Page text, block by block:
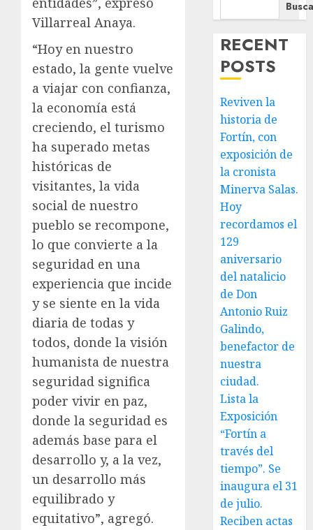
Villarreal Anaya.
“Hoy en nuestro
estado, la gente vuelve
a viajar con confianza,
la economía está
creciendo, el turismo
ha superado metas
históricas de
visitantes, la vida
social de nuestro
pueblo se recompone,
lo que convierte a la
seguridad en una
experiencia que incide
y se siente en la vida
diaria de todas y
todos, donde la visión
humanista de nuestra
seguridad significa
poder vivir en paz,
donde la seguridad es
además base para el
desarrollo y, a la vez,
un desarrollo más
equilibrado y
equitativo”, agregó.
RECENT
POSTS
Reviven la
historia de
Fortín, con
exposición de
la cronista
Minerva Salas.
Hoy
recordamos el
129
aniversario
del natalicio
de Don
Antonio Ruiz
Galindo,
benefactor de
nuestra
ciudad.
Lista la
Exposición
“Fortín a
través del
tiempo”. Se
inaugura el 31
de julio.
Reciben actas